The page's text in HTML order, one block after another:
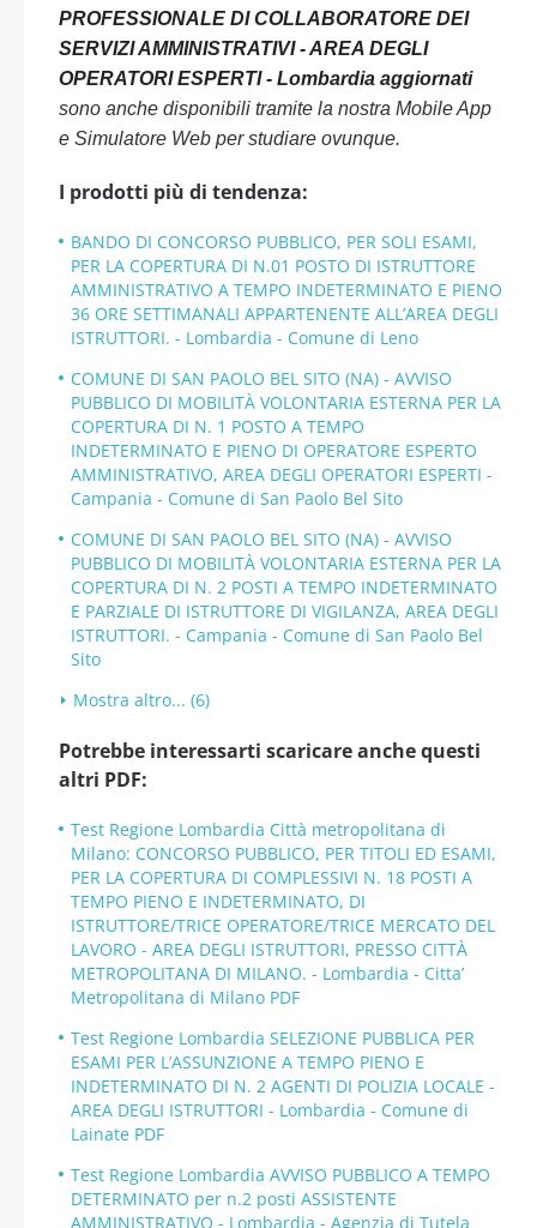
PROFESSIONALE DI COLLABORATORE DEI
SERVIZI AMMINISTRATIVI - AREA DEGLI
OPERATORI ESPERTI - Lombardia aggiornati
sono anche disponibili tramite la nostra Mobile App
e Simulatore Web per studiare ovunque.
I prodotti più di tendenza:
BANDO DI CONCORSO PUBBLICO, PER SOLI ESAMI,
PER LA COPERTURA DI N.01 POSTO DI ISTRUTTORE
AMMINISTRATIVO A TEMPO INDETERMINATO E PIENO
36 ORE SETTIMANALI APPARTENENTE ALL’AREA DEGLI
ISTRUTTORI. - Lombardia - Comune di Leno
COMUNE DI SAN PAOLO BEL SITO (NA) - AVVISO
PUBBLICO DI MOBILITÀ VOLONTARIA ESTERNA PER LA
COPERTURA DI N. 1 POSTO A TEMPO
INDETERMINATO E PIENO DI OPERATORE ESPERTO
AMMINISTRATIVO, AREA DEGLI OPERATORI ESPERTI -
Campania - Comune di San Paolo Bel Sito
COMUNE DI SAN PAOLO BEL SITO (NA) - AVVISO
PUBBLICO DI MOBILITÀ VOLONTARIA ESTERNA PER LA
COPERTURA DI N. 2 POSTI A TEMPO INDETERMINATO
E PARZIALE DI ISTRUTTORE DI VIGILANZA, AREA DEGLI
ISTRUTTORI. - Campania - Comune di San Paolo Bel
Sito
Mostra altro... (6)
Potrebbe interessarti scaricare anche questi
altri PDF:
Test Regione Lombardia Città metropolitana di
Milano: CONCORSO PUBBLICO, PER TITOLI ED ESAMI,
PER LA COPERTURA DI COMPLESSIVI N. 18 POSTI A
TEMPO PIENO E INDETERMINATO, DI
ISTRUTTORE/TRICE OPERATORE/TRICE MERCATO DEL
LAVORO - AREA DEGLI ISTRUTTORI, PRESSO CITTÀ
METROPOLITANA DI MILANO. - Lombardia - Citta’
Metropolitana di Milano PDF
Test Regione Lombardia SELEZIONE PUBBLICA PER
ESAMI PER L’ASSUNZIONE A TEMPO PIENO E
INDETERMINATO DI N. 2 AGENTI DI POLIZIA LOCALE -
AREA DEGLI ISTRUTTORI - Lombardia - Comune di
Lainate PDF
Test Regione Lombardia AVVISO PUBBLICO A TEMPO
DETERMINATO per n.2 posti ASSISTENTE
AMMINISTRATIVO - Lombardia - Agenzia di Tutela